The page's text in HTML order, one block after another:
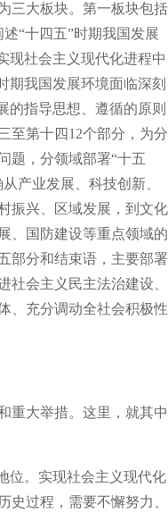
大板块。第一板块包括
“十四五”时期我国发展
现社会主义现代化进程中
期我国发展环境面临深刻
的指导思想、遵循的原则
至第十四12个部分，为分
题，分领域部署“十五
产业发展、科技创新、
振兴、区域发展，到文化
、国防建设等重点领域的
部分和结束语，主要部署
社会主义民主法治建设、
、充分调动全社会积极性
大举措。这里，就其中
。实现社会主义现代化
史过程，需要不懈努力、